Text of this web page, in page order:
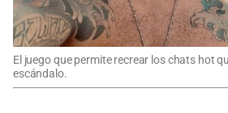
El juego que permite recrear los chats hot
escándalo.